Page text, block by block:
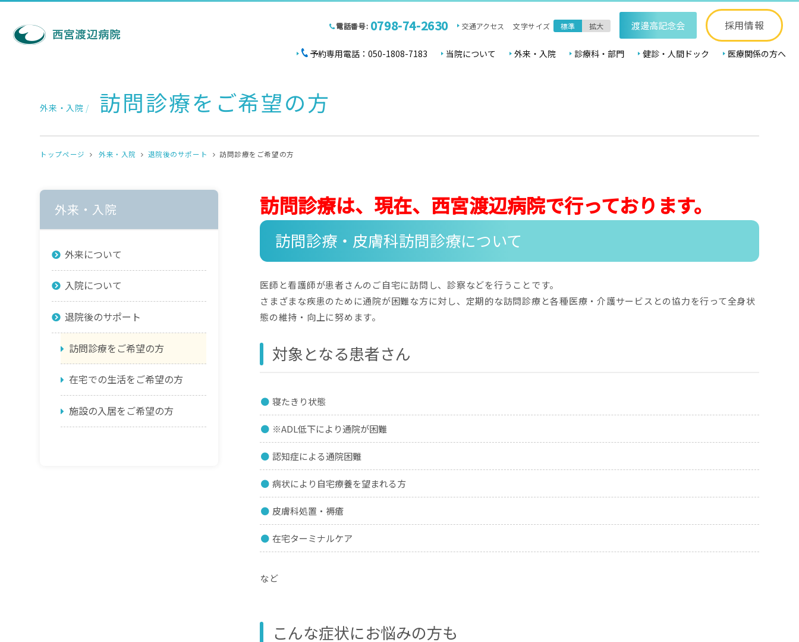
電話番号: 0798-74-2630 交通アクセス 文字サイズ 標準 拡大 渡邊高記念会 採用情報
予約専用電話：050-1808-7183 当院について 外来・入院 診療科・部門 健診・人間ドック 医療関係の方へ
外来・入院 / 訪問診療をご希望の方
トップページ 外来・入院 退院後のサポート 訪問診療をご希望の方
訪問診療は、現在、西宮渡辺病院で行っております。
訪問診療・皮膚科訪問診療について
医師と看護師が患者さんのご自宅に訪問し、診察などを行うことです。
さまざまな疾患のために通院が困難な方に対し、定期的な訪問診療と各種医療・介護サービスとの協力を行って全身状
態の維持・向上に努めます。
対象となる患者さん
寝たきり状態
※ADL低下により通院が困難
認知症による通院困難
病状により自宅療養を望まれる方
皮膚科処置・褥瘡
在宅ターミナルケア
など
こんな症状にお悩みの方も
外来・入院
外来について
入院について
退院後のサポート
訪問診療をご希望の方
在宅での生活をご希望の方
施設の入居をご希望の方